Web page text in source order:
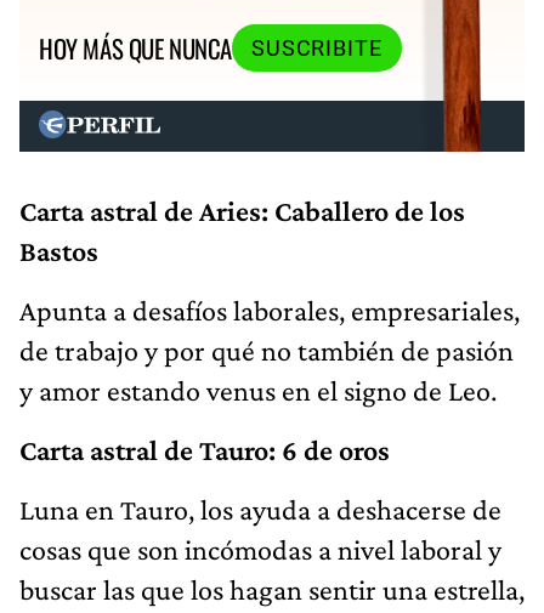
HOY MÁS QUE NUNCA
SUSCRIBITE
Carta astral de Aries: Caballero de los
Bastos
Apunta a desafíos laborales, empresariales,
de trabajo y por qué no también de pasión
y amor estando venus en el signo de Leo.
Carta astral de Tauro: 6 de oros
Luna en Tauro, los ayuda a deshacerse de
cosas que son incómodas a nivel laboral y
buscar las que los hagan sentir una estrella,